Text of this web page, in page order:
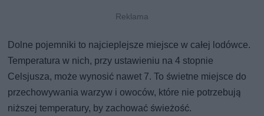
Dolne pojemniki to najcieplejsze miejsce w całej lodówce.
Temperatura w nich, przy ustawieniu na 4 stopnie
Celsjusza, może wynosić nawet 7. To świetne miejsce do
przechowywania warzyw i owoców, które nie potrzebują
niższej temperatury, by zachować świeżość.